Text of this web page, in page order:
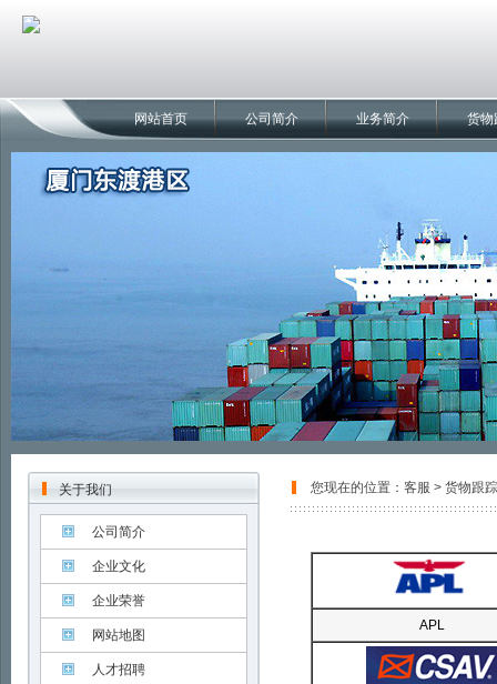
网站首页 公司简介 业务简介 货物
关于我们
公司简介
企业文化
企业荣誉
网站地图
人才招聘
您现在的位置： 客服 > 货物跟踪
APL